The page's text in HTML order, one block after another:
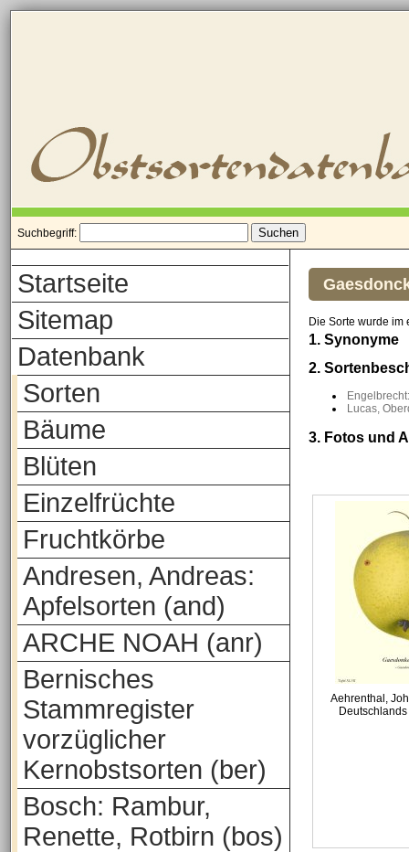
Suchbegriff:
Startseite
Sitemap
Datenbank
Sorten
Bäume
Blüten
Einzelfrüchte
Fruchtkörbe
Andresen, Andreas:
Apfelsorten (and)
ARCHE NOAH (anr)
Bernisches
Stammregister
vorzüglicher
Kernobstsorten (ber)
Bosch: Rambur,
Renette, Rotbirn (bos)
Die Sorte wurde
1. Synonyme
2.
Lucas,
3. Fotos und
Aehrenthal,